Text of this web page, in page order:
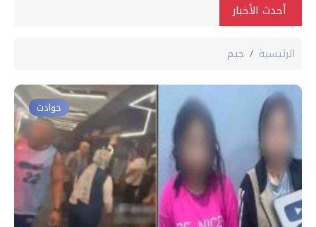
أحدث الأخبار
الرئيسية جيم
حوادث